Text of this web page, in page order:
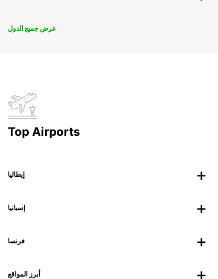
عرض جميع الدول
Top Airports
إيطاليا
إسبانيا
فرنسا
أبرز المواقع